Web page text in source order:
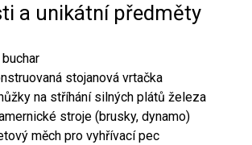
a unikátní předměty
stojanová vrtačka
na stříhání silných plátů železa
stroje (brusky, dynamo)
měch pro vyhřívací pec